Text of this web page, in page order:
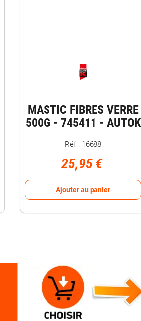
MASTIC FIBRES VERRE
500G - 745411 - AUTOK
Réf : 16688
25,95 €
Ajouter au panier